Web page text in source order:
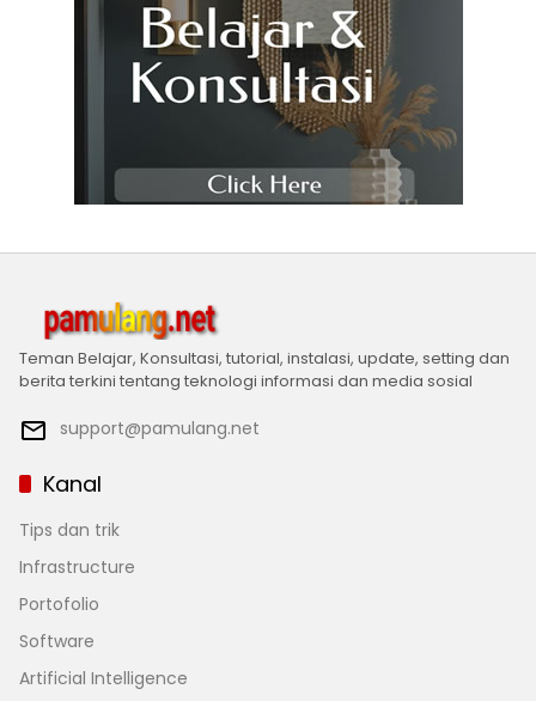
Teman Belajar, Konsultasi, tutorial, instalasi, update, setting dan
berita terkini tentang teknologi informasi dan media sosial
support@pamulang.net
Kanal
Tips dan trik
Infrastructure
Portofolio
Software
Artificial Intelligence